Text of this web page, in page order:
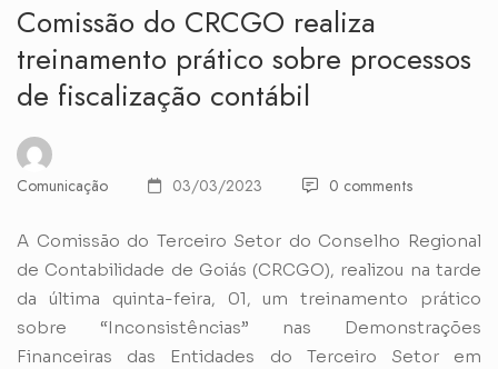
Comissão do CRCGO realiza
treinamento prático sobre processos
de fiscalização contábil
Comunicação 03/03/2023 0 comments
A Comissão do Terceiro Setor do Conselho Regional
de Contabilidade de Goiás (CRCGO), realizou na tarde
da última quinta-feira, 01, um treinamento prático
sobre “Inconsistências” nas Demonstrações
Financeiras das Entidades do Terceiro Setor em